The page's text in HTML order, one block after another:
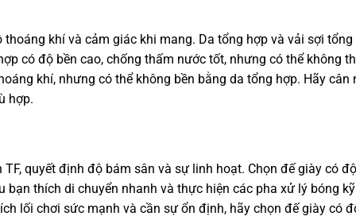
khí và cảm giác khi mang. Da tổng hợp và vải sợi tổng
có độ bền cao, chống thấm nước tốt, nhưng có thể không
khí, nhưng có thể không bền bằng da tổng hợp. Hãy cân
hợp.
quyết định độ bám sân và sự linh hoạt. Chọn đế giày có
thích di chuyển nhanh và thực hiện các pha xử lý bóng
lối chơi sức mạnh và cần sự ổn định, hãy chọn đế giày có